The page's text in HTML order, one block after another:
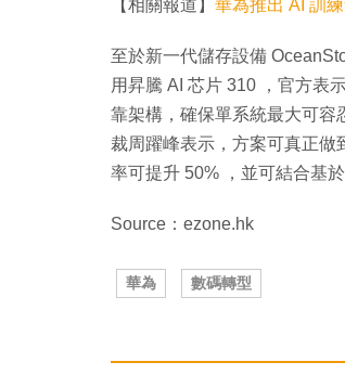
【相關報道】 華為推出 AI 訓
至於新一代儲存設備
用昇騰 AI 芯片 310 ，官方表
靠架構，確保單系統最大可容
裁周躍峰表示，方案可真正做
率可提升 50% ，並可結合基
Source：ezone.hk
華為 數碼轉型